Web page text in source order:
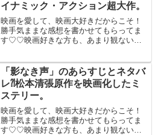
イナミック・アクション超大作。
映画を愛して、映画大好きだからこそ！
勝手気ままな感想を書かせてもらってま
す♡♡映画好きな方も、あまり観ない方
（222分）怒涛の4時間を見せるダイナミ
ック・...
「影なき声」のあらすじとネタバ
レ⁈松本清張原作を映画化したミ
ステリー。
映画を愛して、映画大好きだからこそ！
勝手気ままな感想を書かせてもらってま
す♡♡映画好きな方も、あまり観ない方